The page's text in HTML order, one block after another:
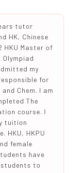
tutor
HK, Chinese
HKU Master of
my
for
Chem. I am
The
course. I
tuition
HKU, HKPU
female
have
to